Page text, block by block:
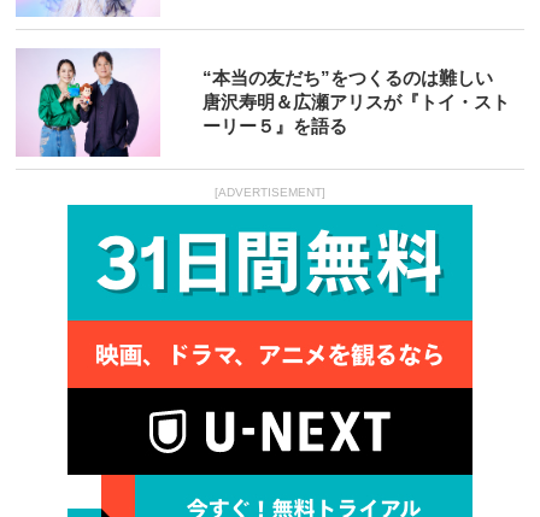
“本当の友だち”をつくるのは難しい
唐沢寿明＆広瀬アリスが『トイ・スト
ーリー５』を語る
[ADVERTISEMENT]